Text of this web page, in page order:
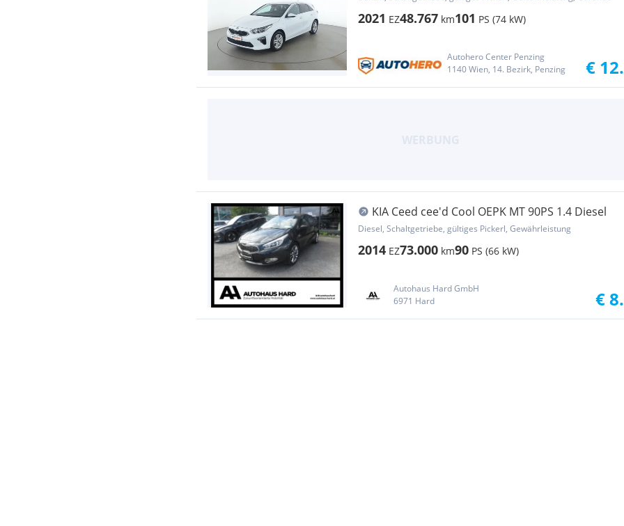
2021 EZ48.767 km101 PS (74 kW)
Autohero Center Penzing
1140 Wien, 14. Bezirk, Penzing
€
KIA Ceed cee'd Cool OEPK MT 90PS 1.4 Diesel
Diesel, Schaltgetriebe, gültiges Pickerl, Gewährleistung
2014 EZ73.000 km90 PS (66 kW)
Autohaus Hard GmbH
6971 Hard
€